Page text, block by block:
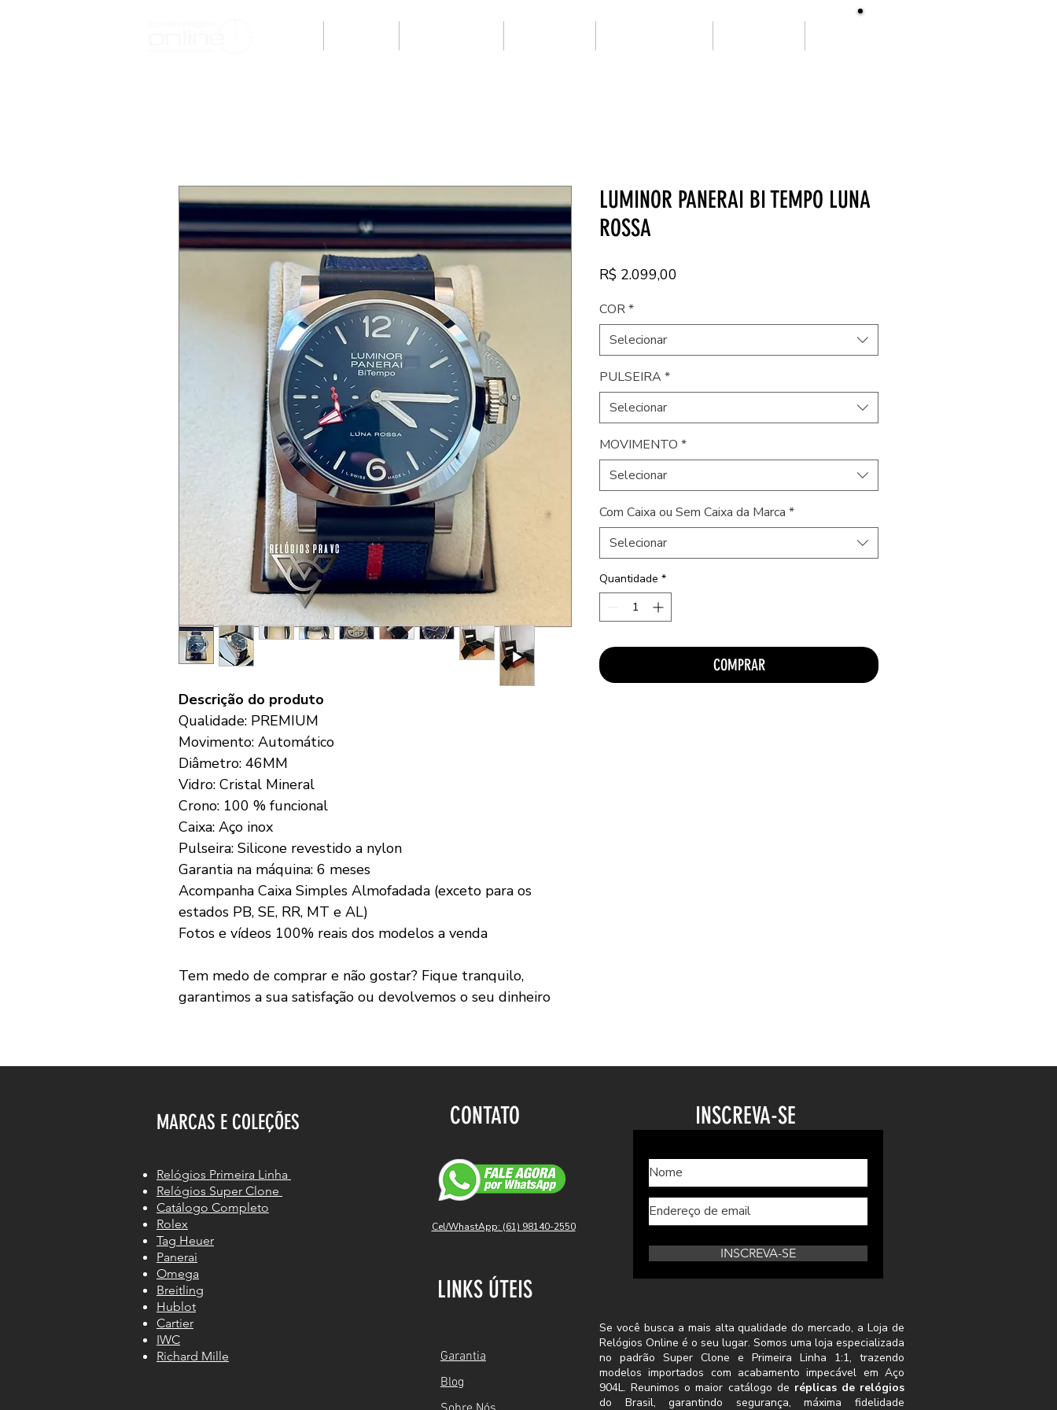
Descrição do produto
Qualidade: PREMIUM
Movimento: Automático
Diâmetro: 46MM
Vidro: Cristal Mineral
Crono: 100 % funcional
Caixa: Aço inox
Pulseira: Silicone revestido a nylon
Garantia na máquina: 6 meses
Acompanha Caixa Simples Almofadada (exceto para os
estados PB, SE, RR, MT e AL)
Fotos e vídeos 100% reais dos modelos a venda
Tem medo de comprar e não gostar? Fique tranquilo,
garantimos a sua satisfação ou devolvemos o seu dinheiro
LUMINOR PANERAI BI TEMPO LUNA
ROSSA
R$ 2.099,00
COR*
Selecionar
PULSEIRA*
Selecionar
MOVIMENTO *
Selecionar
Com Caixa ou Sem Caixa da Marca *
Selecionar
Quantidade *
COMPRAR
MARCAS E COLEÇÕES
Relógios Primeira Linha
Relógios Super Clone
Catálogo Completo
Rolex
Tag Heuer
Panerai
Omega
Breitling
Hublot
Cartier
IWC
Richard Mille
CONTATO
Cel/WhastApp: (61) 98140-2550
LINKS ÚTEIS
Garantia
Blog
INSCREVA-SE
INSCREVA-SE
Se você busca a mais alta qualidade do mercado, a Loja de
Relógios Online é o seu lugar. Somos uma loja especializada
no padrão Super Clone e Primeira Linha 1:1, trazendo
modelos importados com acabamento impecável em Aço
904L. Reunimos o maior catálogo de réplicas de relógios
do Brasil, garantindo segurança, máxima fidelidade